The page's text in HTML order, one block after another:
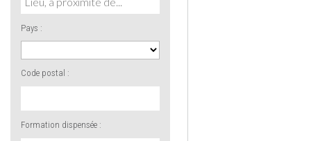
Pays :
Code postal :
Formation dispensée :